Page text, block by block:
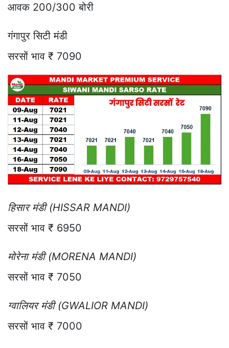
आवक 200/300 बोरी
गंगापुर सिटी मंडी
सरसों भाव ₹ 7090
हिसार मंडी (HISSAR MANDI)
सरसों भाव ₹ 6950
मोरेना मंडी (MORENA MANDI)
सरसों भाव ₹ 7050
ग्वालियर मंडी (GWALIOR MANDI)
सरसों भाव ₹ 7000